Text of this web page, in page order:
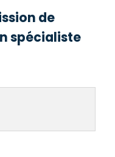
de
spécialiste